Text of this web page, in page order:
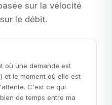
sur la vélocité
le débit.
où une demande est
et le moment où elle est
C'est ce qui
de temps entre ma